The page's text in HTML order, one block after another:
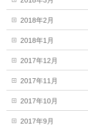
2018年2月
2018年1月
2017年12月
2017年11月
2017年10月
2017年9月